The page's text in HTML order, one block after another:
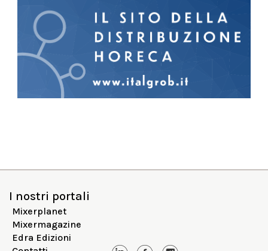
I nostri portali
Mixerplanet
Mixermagazine
Edra Edizioni